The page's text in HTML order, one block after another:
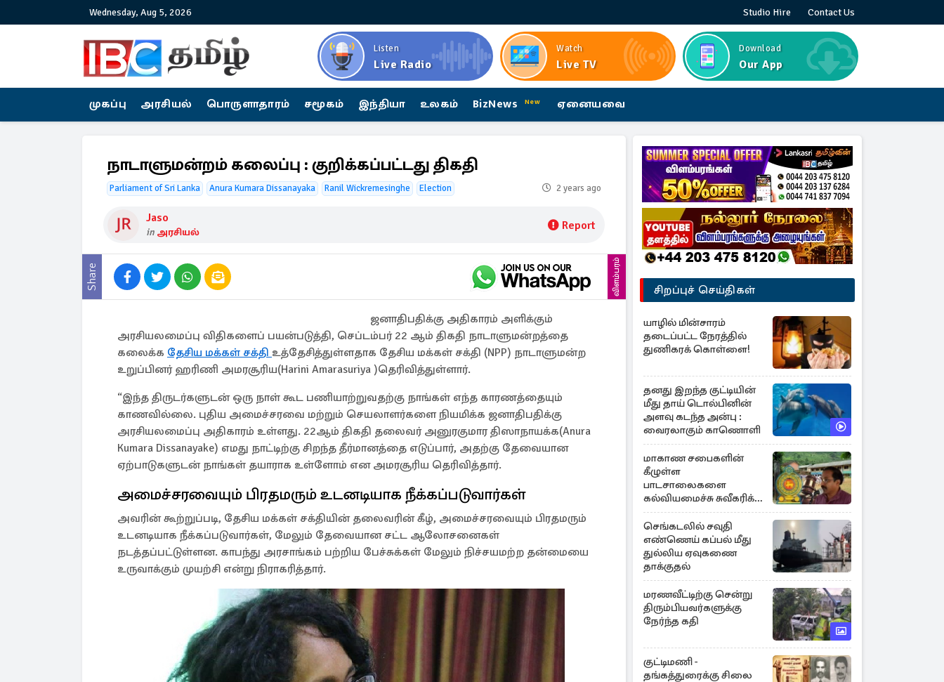
Wednesday, Aug 5, 2026 Studio Hire Contact Us
Listen
Live Radio
Watch
Live TV
Download
Our App
முகப்பு அரசியல் பொருளாதாரம் சமூகம் இந்தியா உலகம் BizNews New ஏனையவை
நாடாளுமன்றம் கலைப்பு : குறிக்கப்பட்டது திகதி
Parliament of Sri Lanka Anura Kumara Dissanayaka Ranil Wickremesinghe Election 2 years ago
Jaso
in அரசியல் Report
Share விளம்பரம்
ஜனாதிபதிக்கு அதிகாரம் அளிக்கும்
அரசியலமைப்பு விதிகளைப் பயன்படுத்தி, செப்டம்பர் 22 ஆம் திகதி நாடாளுமன்றத்தை
கலைக்க தேசிய மக்கள் சக்தி உத்தேசித்துள்ளதாக தேசிய மக்கள் சக்தி (NPP) நாடாளுமன்ற
உறுப்பினர் ஹரிணி அமரசூரிய(Harini Amarasuriya )தெரிவித்துள்ளார்.
“இந்த திருடர்களுடன் ஒரு நாள் கூட பணியாற்றுவதற்கு நாங்கள் எந்த காரணத்தையும்
காணவில்லை. புதிய அமைச்சரவை மற்றும் செயலாளர்களை நியமிக்க ஜனாதிபதிக்கு
அரசியலமைப்பு அதிகாரம் உள்ளது. 22ஆம் திகதி தலைவர் அனுரகுமார திஸாநாயக்க(Anura
Kumara Dissanayake) எமது நாட்டிற்கு சிறந்த தீர்மானத்தை எடுப்பார், அதற்கு தேவையான
ஏற்பாடுகளுடன் நாங்கள் தயாராக உள்ளோம் என அமரசூரிய தெரிவித்தார்.
அமைச்சரவையும் பிரதமரும் உடனடியாக நீக்கப்படுவார்கள்
அவரின் கூற்றுப்படி, தேசிய மக்கள் சக்தியின் தலைவரின் கீழ், அமைச்சரவையும் பிரதமரும்
உடனடியாக நீக்கப்படுவார்கள், மேலும் தேவையான சட்ட ஆலோசனைகள்
நடத்தப்பட்டுள்ளன. காபந்து அரசாங்கம் பற்றிய பேச்சுக்கள் மேலும் நிச்சயமற்ற தன்மையை
உருவாக்கும் முயற்சி என்று நிராகரித்தார்.
சிறப்புச் செய்திகள்
யாழில் மின்சாரம்
தடைப்பட்ட நேரத்தில்
துணிகரக் கொள்ளை!
தனது இறந்த குட்டியின்
மீது தாய் டொல்பினின்
அளவு கடந்த அன்பு :
வைரலாகும் காணொளி
மாகாண சபைகளின்
கீழுள்ள
பாடசாலைகளை
கல்வியமைச்சு சுவீகரிக்க
சட்டமில்லை :
கிடைத்தது வெற்றி
செங்கடலில் சவுதி
எண்ணெய் கப்பல் மீது
துல்லிய ஏவுகணை
தாக்குதல்
மரணவீட்டிற்கு சென்று
திரும்பியவர்களுக்கு
நேர்ந்த கதி
குட்டிமணி -
தங்கத்துரைக்கு சிலை